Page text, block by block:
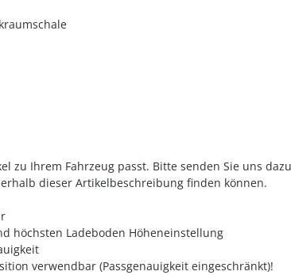
zu Ihrem Fahrzeug passt. Bitte senden Sie uns
dieser Artikelbeschreibung finden können.
höchsten Ladeboden Höheneinstellung
verwendbar (Passgenauigkeit eingeschränkt)!